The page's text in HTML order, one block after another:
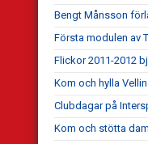
Bengt Månsson
Första modulen av
Flickor 2011-2012
Kom och hylla
Clubdagar på
Kom och stötta